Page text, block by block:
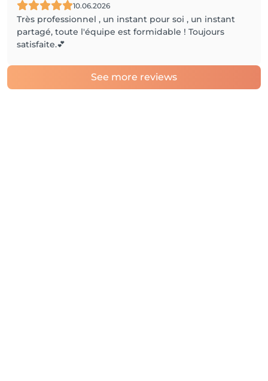
10.06.2026
Très professionnel , un instant pour soi , un instant
partagé, toute l'équipe est formidable ! Toujours
satisfaite.💕
See more reviews